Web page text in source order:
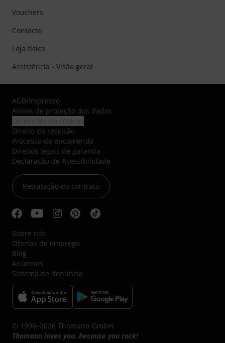
Vouchers
Contacto
Loja física
Assistência - Visão geral
AGB/Impresso
Avisos de proteção dos dados
Direito de rescisão
Processo de encomenda
Direitos legais de garantia
Declaração de Acessibilidade
Retratação do contrato
Sobre nós
Ofertas de emprego
Blog
Anúncios
Sistema de denúncia
© 1996–2026 Thomann GmbH.
Thomann loves you, because you rock!